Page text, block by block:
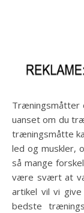
Træningsmåtter er en vigtig del af enhver træningsrutine,
uanset om du
træningsmåtte
led og muskler,
så mange
være svært at
artikel vil vi
bedste